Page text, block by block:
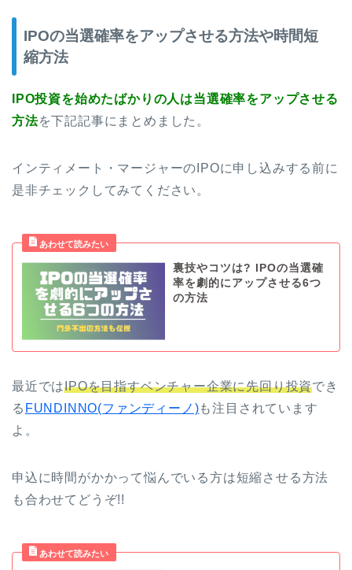
IPOの当選確率をアップさせる方法や時間短
縮方法
IPO投資を始めたばかりの人は当選確率をアップさせる
方法を下記記事にまとめました。
インティメート・マージャーのIPOに申し込みする前に
是非チェックしてみてください。
裏技やコツは? IPOの当選確
率を劇的にアップさせる6つ
の方法
最近ではIPOを目指すベンチャー企業に先回り投資でき
る FUNDINNO(ファンディーノ)も注目されています
よ。
申込に時間がかかって悩んでいる方は短縮させる方法
も合わせてどうぞ!!